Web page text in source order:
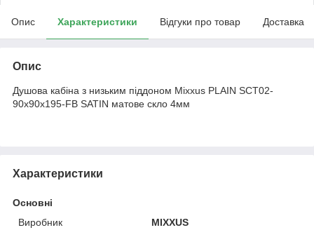
Опис Характеристики Відгуки про товар Доставка
Опис
Душова кабіна з низьким піддоном Mixxus PLAIN SCT02-
90x90x195-FB SATIN матове скло 4мм
Характеристики
Основні
Виробник
MIXXUS